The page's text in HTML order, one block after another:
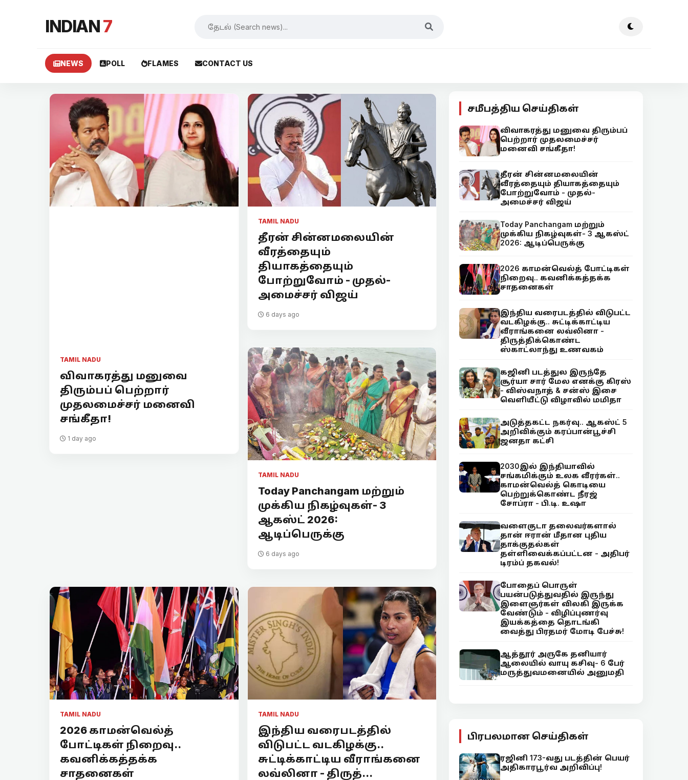
INDIAN7
NEWS POLL FLAMES CONTACT US
TAMIL NADU
விவாகரத்து மனுவை
திரும்பப் பெற்றார்
முதலமைச்சர் மனைவி
சங்கீதா!
1 day ago
TAMIL NADU
தீரன் சின்னமலையின்
வீரத்தையும்
தியாகத்தையும்
போற்றுவோம் - முதல்-
அமைச்சர் விஜய்
6 days ago
TAMIL NADU
Today Panchangam மற்றும்
முக்கிய நிகழ்வுகள்- 3
ஆகஸ்ட் 2026:
ஆடிப்பெருக்கு
6 days ago
TAMIL NADU
2026 காமன்வெல்த்
போட்டிகள் நிறைவு..
கவனிக்கத்தக்க
சாதனைகள்
TAMIL NADU
இந்திய வரைபடத்தில்
விடுபட்ட வடகிழக்கு..
சுட்டிக்காட்டிய வீராங்கனை
லவ்லினா - திருத்...
சமீபத்திய செய்திகள்
விவாகரத்து மனுவை திரும்பப்
பெற்றார் முதலமைச்சர்
மனைவி சங்கீதா!
தீரன் சின்னமலையின்
வீரத்தையும் தியாகத்தையும்
போற்றுவோம் - முதல்-
அமைச்சர் விஜய்
Today Panchangam மற்றும்
முக்கிய நிகழ்வுகள்- 3 ஆகஸ்ட்
2026: ஆடிப்பெருக்கு
2026 காமன்வெல்த் போட்டிகள்
நிறைவு.. கவனிக்கத்தக்க
சாதனைகள்
இந்திய வரைபடத்தில் விடுபட்ட
வடகிழக்கு.. சுட்டிக்காட்டிய
வீராங்கனை லவ்லினா -
திருத்திக்கொண்ட
ஸ்காட்லாந்து உணவகம்
கஜினி படத்துல இருந்தே
சூர்யா சார் மேல எனக்கு கிரஸ்
- விஸ்வநாத் & சன்ஸ் இசை
வெளியீட்டு விழாவில் மமிதா
அடுத்தகட்ட நகர்வு.. ஆகஸ்ட் 5
அறிவிக்கும் கரப்பான்பூச்சி
ஜனதா கட்சி
2030இல் இந்தியாவில்
சங்கமிக்கும் உலக வீரர்கள்..
காமன்வெல்த் கொடியை
பெற்றுக்கொண்ட நீரஜ்
சோப்ரா - பி.டி. உஷா
வளைகுடா தலைவர்களால்
தான் ஈரான் மீதான புதிய
தாக்குதல்கள்
தள்ளிவைக்கப்பட்டன - அதிபர்
டிரம்ப் தகவல்!
போதைப் பொருள்
பயன்படுத்துவதில் இருந்து
இளைஞர்கள் விலகி இருக்க
வேண்டும் - விழிப்புணர்வு
இயக்கத்தை தொடங்கி
வைத்து பிரதமர் மோடி பேச்சு!
ஆத்தூர் அருகே தனியார்
ஆலையில் வாயு கசிவு- 6 பேர்
மருத்துவமனையில் அனுமதி
பிரபலமான செய்திகள்
ரஜினி 173-வது படத்தின் பெயர்
அதிகாரபூர்வ அறிவிப்பு!